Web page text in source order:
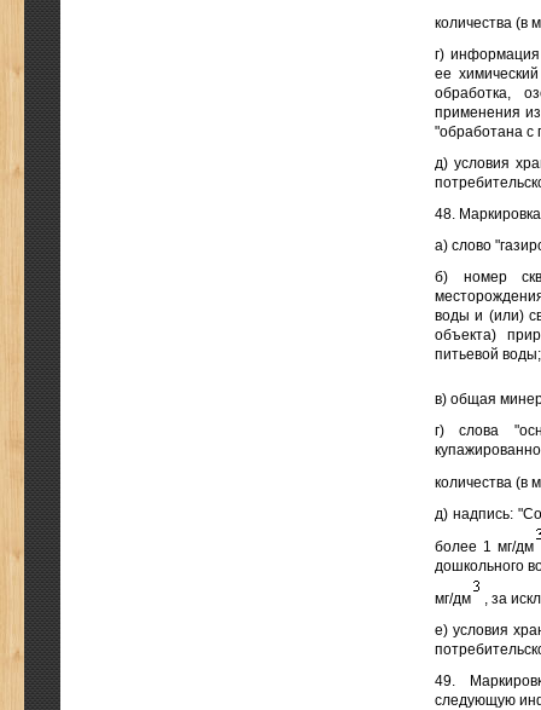
количества (в
г)
ее
обработка,
применения
"обработана с
д) условия
48.
а) слово
б) номер
воды и (или)
объекта)
питьевой воды;
в) общая
г) слова
количества (в
д) надпись:
более 1 мг/дм
дошкольного
мг/дм
, за
е) условия
49.
следующую